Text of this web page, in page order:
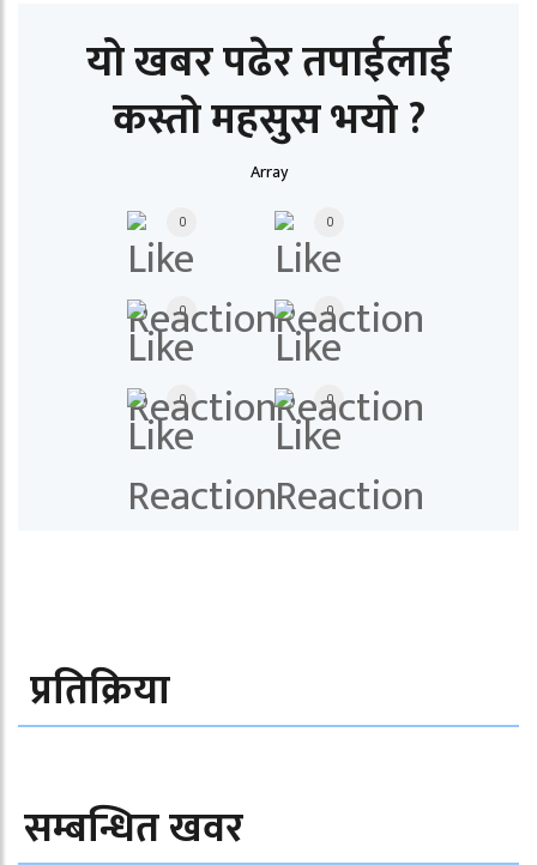
यो खबर पढेर तपाईलाई
कस्तो महसुस भयो ?
Array
0 0
0 0
0 0
प्रतिक्रिया
सम्बन्धित खवर